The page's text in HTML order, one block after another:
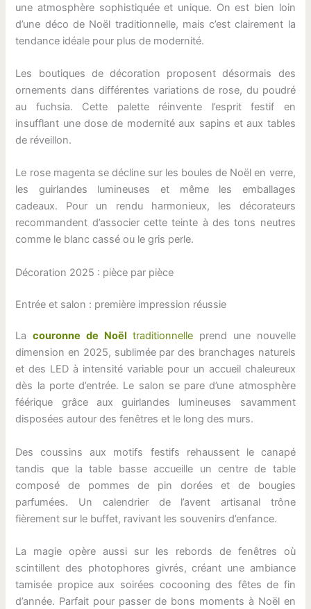
une atmosphère sophistiquée et unique. On est bien loin
d’une déco de Noël traditionnelle, mais c’est clairement la
tendance idéale pour plus de modernité.
Les boutiques de décoration proposent désormais des
ornements dans différentes variations de rose, du poudré
au fuchsia. Cette palette réinvente l’esprit festif en
insufflant une dose de modernité aux sapins et aux tables
de réveillon.
Le rose magenta se décline sur les boules de Noël en verre,
les guirlandes lumineuses et même les emballages
cadeaux. Pour un rendu harmonieux, les décorateurs
recommandent d’associer cette teinte à des tons neutres
comme le blanc cassé ou le gris perle.
Décoration 2025 : pièce par pièce
Entrée et salon : première impression réussie
Lacouronne de Noël traditionnelle prend une nouvelle
dimension en 2025, sublimée par des branchages naturels
et des LED à intensité variable pour un accueil chaleureux
dès la porte d’entrée. Le salon se pare d’une atmosphère
féérique grâce aux guirlandes lumineuses savamment
disposées autour des fenêtres et le long des murs.
Des coussins aux motifs festifs rehaussent le canapé
tandis que la table basse accueille un centre de table
composé de pommes de pin dorées et de bougies
parfumées. Un calendrier de l’avent artisanal trône
fièrement sur le buffet, ravivant les souvenirs d’enfance.
La magie opère aussi sur les rebords de fenêtres où
scintillent des photophores givrés, créant une ambiance
tamisée propice aux soirées cocooning des fêtes de fin
d’année. Parfait pour passer de bons moments à Noël en